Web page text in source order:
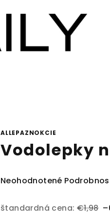
ALLEPAZNOKCIE
Vodolepky
Priemerné
produktu
Neohodnotené
štandardná cena: €1,98